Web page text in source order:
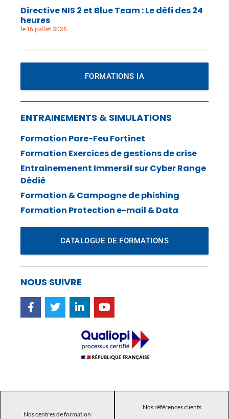
Directive NIS 2 et Blue Team : Le défi des 24
heures
16 juillet 2026
FORMATIONS IA
ENTRAINEMENTS & SIMULATIONS
Formation Pare-Feu Fortinet
Formation Exercices de gestions de crise
Entrainemenent Immersif sur Cyber Range
Dédié
Formation & Campagne de phishing
Formation Protection e-mail & Data
CATALOGUE DE FORMATIONS
NOUS SUIVRE
Nos centres de formation
Nos références clients